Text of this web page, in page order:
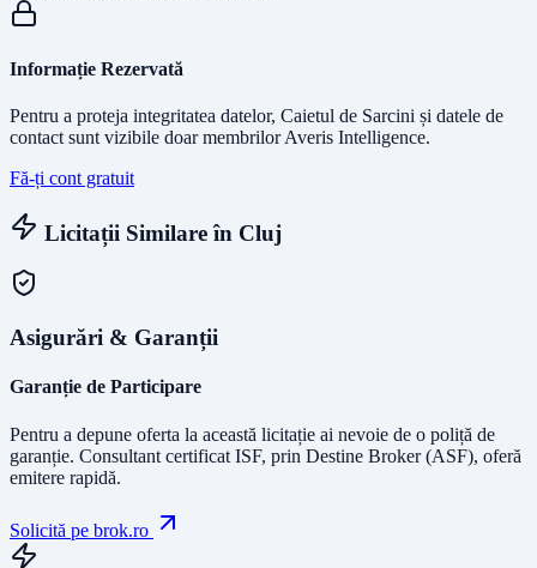
Informație Rezervată
Pentru a proteja integritatea datelor, Caietul de Sarcini și datele de
contact sunt vizibile doar membrilor Averis Intelligence.
Fă-ți cont gratuit
Licitații Similare în Cluj
Asigurări & Garanții
Garanție de Participare
Pentru a depune oferta la această licitație ai nevoie de o poliță de
garanție. Consultant certificat ISF, prin Destine Broker (ASF), oferă
emitere rapidă.
Solicită pe brok.ro